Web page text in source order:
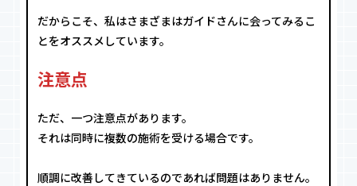
だからこそ、私はさまざまはガイドさんに会ってみるこ
とをオススメしています。
注意点
ただ、一つ注意点があります。
それは同時に複数の施術を受ける場合です。
順調に改善してきているのであれば問題はありません。